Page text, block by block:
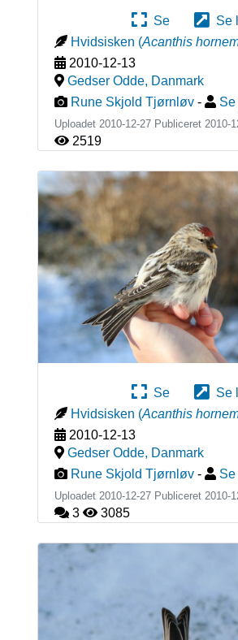
Se
Se
Hvidsisken (Acanthis
2010-12-13
Gedser Odde, Danmark
Rune Skjold Tjørnløv - Se
Uploadet 2010-12-27 Publiceret 2010-
2519
Se
Se
Hvidsisken (Acanthis
2010-12-13
Gedser Odde, Danmark
Rune Skjold Tjørnløv - Se
Uploadet 2010-12-27 Publiceret 2010-
3 3085